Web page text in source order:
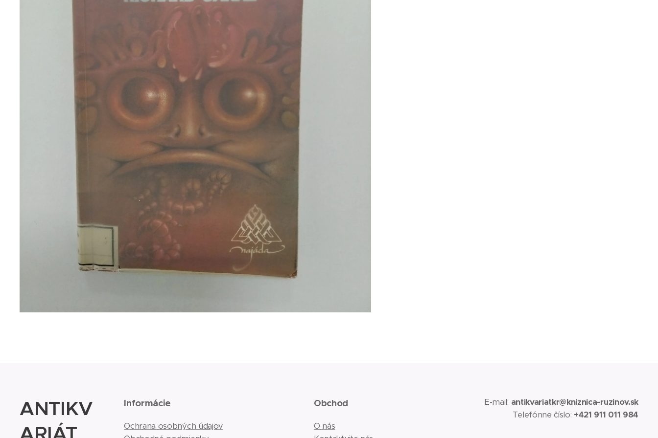
ANTIKV
ARIÁT
Informácie
Ochrana osobných údajov
Obchod
O nás
E-mail: antikvariatkr@kniznica-ruzinov.sk
Telefónne číslo: +421 911 011 984